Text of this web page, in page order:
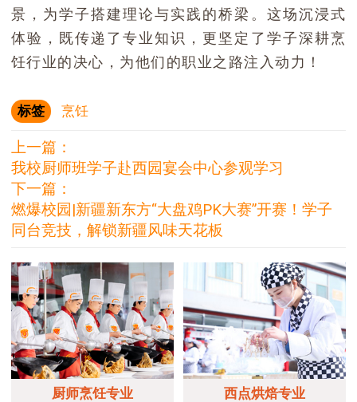
景，为学子搭建理论与实践的桥梁。这场沉浸式
体验，既传递了专业知识，更坚定了学子深耕烹
饪行业的决心，为他们的职业之路注入动力！
标签 烹饪
上一篇：
我校厨师班学子赴西园宴会中心参观学习
下一篇：
燃爆校园|新疆新东方“大盘鸡PK大赛”开赛！学子
同台竞技，解锁新疆风味天花板
厨师烹饪专业 西点烘焙专业